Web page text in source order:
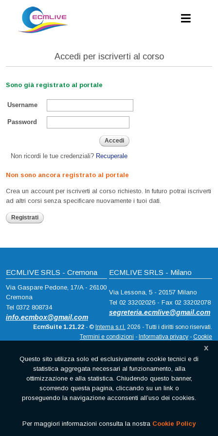
Accedi per iscriverti al corso
Sono già registrato al portale
Username
Password
Accedi
Non ricordi le tue credenziali? Recuperale
Non sono ancora registrato al portale
Crea un account per iscriverti al corso richiesto. In futuro potrai iscriverti
ad altri corsi senza specificare nuovamente i tuoi dati.
Registrati
ECMLIVE SRLS - Cremona ECMLIVE SRLS - Milano
Via Gaspare Pedone, 17/A - 26100
Cremona
Tel 0372 808734
info.ecmbox@gmail.com
Via Lessona, 5 - 20157 Milano
Tel 02 33202026 - Fax 02 33202078
segreteria.ecmlive@gmail.com
EcmSuite 1.21.22 - © Intema s.r.l. 2026 - Tutti i diritti sono riservati.
Termini e condizioni - Informativa privacy - Cookie
Questo sito utilizza solo ed esclusivamente cookie tecnici e di
statistica aggregata necessari al funzionamento, alla
ottimizzazione e alla statistica. Chiudendo questo banner,
scorrendo questa pagina, cliccando su un link o
proseguendo la navigazione acconsenti all’uso dei cookies.
Per maggiori informazioni consulta la nostra Cookie Policy
x